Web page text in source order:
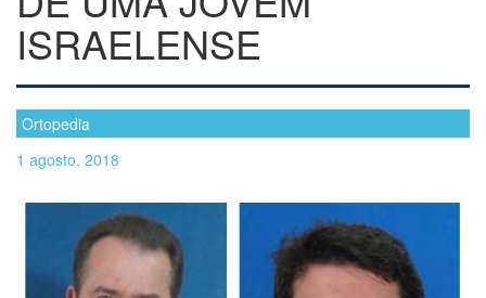
ISRAELENSE
Ortopedia
1 agosto, 2018